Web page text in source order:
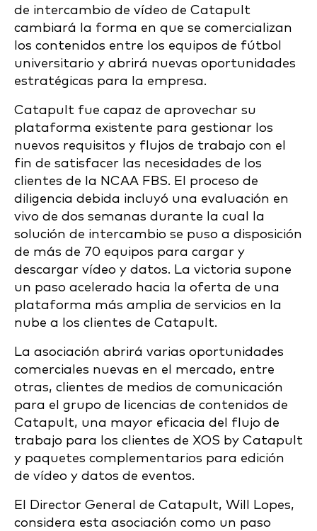
de intercambio de vídeo de Catapult
cambiará la forma en que se comercializan
los contenidos entre los equipos de fútbol
universitario y abrirá nuevas oportunidades
estratégicas para la empresa.
Catapult fue capaz de aprovechar su
plataforma existente para gestionar los
nuevos requisitos y flujos de trabajo con el
fin de satisfacer las necesidades de los
clientes de la NCAA FBS. El proceso de
diligencia debida incluyó una evaluación en
vivo de dos semanas durante la cual la
solución de intercambio se puso a disposición
de más de 70 equipos para cargar y
descargar vídeo y datos. La victoria supone
un paso acelerado hacia la oferta de una
plataforma más amplia de servicios en la
nube a los clientes de Catapult.
La asociación abrirá varias oportunidades
comerciales nuevas en el mercado, entre
otras, clientes de medios de comunicación
para el grupo de licencias de contenidos de
Catapult, una mayor eficacia del flujo de
trabajo para los clientes de XOS by Catapult
y paquetes complementarios para edición
de vídeo y datos de eventos.
El Director General de Catapult, Will Lopes,
considera esta asociación como un paso